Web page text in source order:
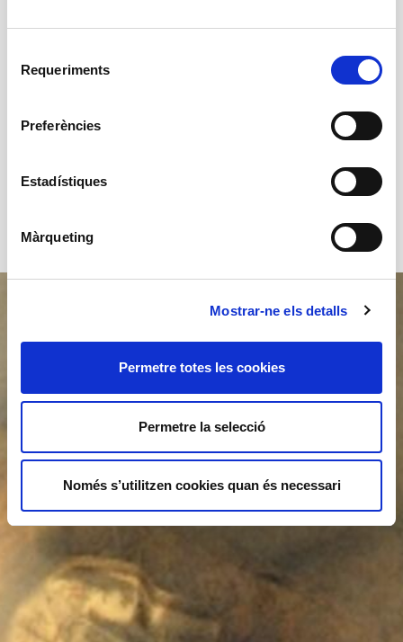
Requeriments
Preferències
Estadístiques
Màrqueting
Mostrar-ne els detalls
Permetre totes les cookies
Permetre la selecció
Només s’utilitzen cookies quan és necessari
Llorenç Villalonga
+ Production team